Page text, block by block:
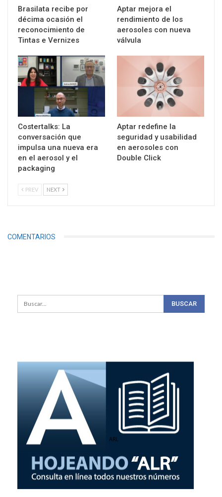
Brasilata recibe por
décima ocasión el
reconocimiento de
Tintas e Vernizes
Aptar mejora el
rendimiento de los
aerosoles con nueva
válvula
Costertalks: La
conversación que
impulsa una nueva era
en el aerosol y el
packaging
Aptar redefine la
seguridad y usabilidad
en aerosoles con
Double Click
PREV NEXT
COMENTARIOS